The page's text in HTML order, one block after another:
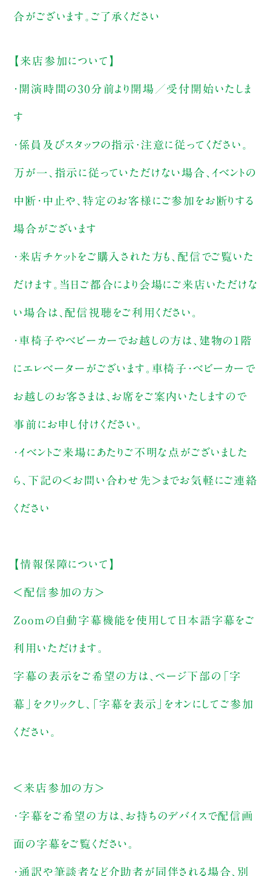
合がございます。ご了承ください
【来店参加について】
・開演時間の30分前より開場／受付開始いたしま
す
・係員及びスタッフの指示・注意に従ってください。
万が一、指示に従っていただけない場合、イベントの
中断・中止や、特定のお客様にご参加をお断りする
場合がございます
・来店チケットをご購入された方も、配信でご覧いた
だけます。当日ご都合により会場にご来店いただけな
い場合は、配信視聴をご利用ください。
・車椅子やベビーカーでお越しの方は、建物の1階
にエレベーターがございます。車椅子・ベビーカーで
お越しのお客さまは、お席をご案内いたしますので
事前にお申し付けください。
・イベントご来場にあたりご不明な点がございました
ら、下記の＜お問い合わせ先＞までお気軽にご連絡
ください
【情報保障について】
＜配信参加の方＞
Zoomの自動字幕機能を使用して日本語字幕をご
利用いただけます。
字幕の表示をご希望の方は、ページ下部の「字
幕」をクリックし、「字幕を表示」をオンにしてご参加
ください。
＜来店参加の方＞
・字幕をご希望の方は、お持ちのデバイスで配信画
面の字幕をご覧ください。
・通訳や筆談者など介助者が同伴される場合、別